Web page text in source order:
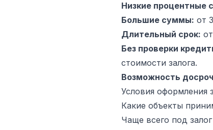
Низкие процентные
Большие суммы: от
Длительный срок:
Без проверки
стоимости залога.
Возможность
Условия оформления
Какие объекты
Чаще всего под